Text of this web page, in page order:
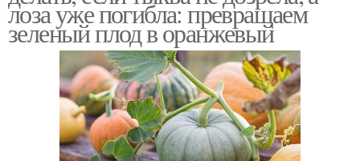
лоза уже погибла: превращаем
зеленый плод в оранжевый